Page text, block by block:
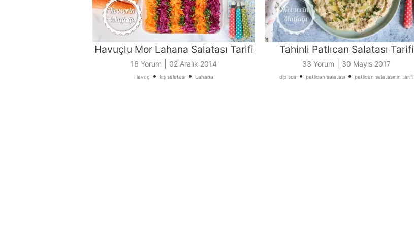
Havuçlu Mor Lahana Salatası Tarifi
16 Yorum 02 Aralık 2014
Havuç • kış salatası • Lahana
Tahinli Patlıcan Salatası Tarifi
33 Yorum 30 Mayıs 2017
dip sos • patlıcan salatası • patlıcan salatasının tarifi